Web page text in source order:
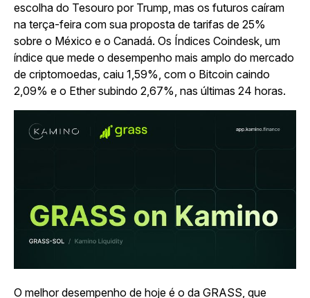
escolha do Tesouro por Trump, mas os futuros caíram
na terça-feira com sua proposta de tarifas de 25%
sobre o México e o Canadá. Os Índices Coindesk, um
índice que mede o desempenho mais amplo do mercado
de criptomoedas, caiu 1,59%, com o Bitcoin caindo
2,09% e o Ether subindo 2,67%, nas últimas 24 horas.
O melhor desempenho de hoje é o da GRASS, que